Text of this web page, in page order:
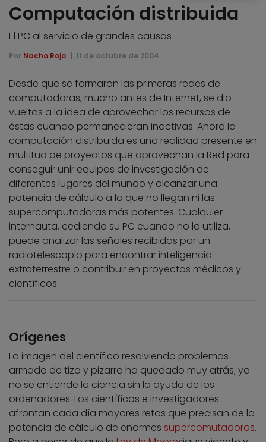
Computación distribuida
El PC al servicio de grandes causas
Por Nacho Rojo 11 de octubre de 2004
Desde que se formaron las primeras redes de
computadoras, mucho antes de Internet, se dio
vueltas a la idea de aprovechar los recursos de
éstas cuando permanecieran inactivas. Ahora la
computación distribuida es una realidad presente en
multitud de proyectos que aprovechan la Red para
conseguir unir equipos de investigación de
diferentes lugares del mundo y alcanzar una
potencia de cálculo a la que no llegan ni las
supercomputadoras más potentes. Cualquier
internauta, cediendo su PC cuando no lo utiliza,
puede analizar las señales recibidas por un
radiotelescopio para encontrar inteligencia
extraterrestre o contribuir en proyectos médicos y
científicos.
Orígenes
La imagen del científico resolviendo problemas
armado de tiza y pizarra ha quedado muy atrás; ya
no se entiende la ciencia sin la ayuda de los
ordenadores. Los científicos e investigadores
afrontan cada día mayores retos que precisan de la
potencia de cálculo de enormes supercomutadoras.